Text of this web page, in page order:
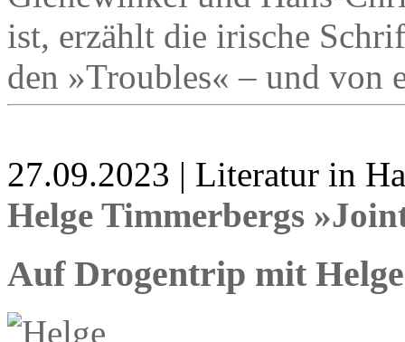
ist, erzählt die irische
den »Troubles« – und von
27.09.2023 | Literatur in
Helge Timmerbergs
Auf Drogentrip mit Helge